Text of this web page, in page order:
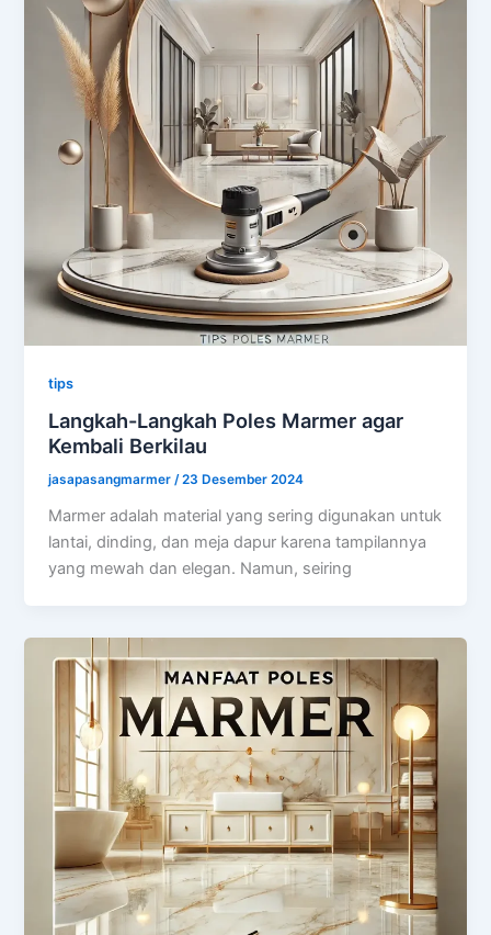
tips
Langkah-Langkah Poles Marmer agar
Kembali Berkilau
jasapasangmarmer/23 Desember 2024
Marmer adalah material yang sering digunakan untuk
lantai, dinding, dan meja dapur karena tampilannya
yang mewah dan elegan. Namun, seiring